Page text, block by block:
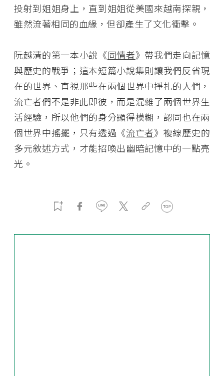
投射到姐姐身上，直到姐姐從美國來越南探親，
雖然流著相同的血緣，但卻產生了文化衝擊。
阮越清的第一本小說《同情者》帶我們走向記憶
與歷史的戰爭；這本短篇小說集則讓我們反省現
在的世界、直視那些在兩個世界中掙扎的人們，
流亡者們不是非此即彼，而是混雜了兩個世界生
活經驗，所以他們的身分顯得模糊，認同也在兩
個世界中搖擺，只有透過《流亡者》複線歷史的
多元敘述方式，才能招喚出幽暗記憶中的一點亮
光。